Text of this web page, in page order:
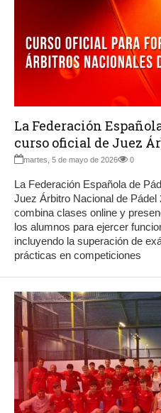
La Federación
curso oficial de Juez
martes, 5 de mayo de 2026 0
La Federación Española de
Juez Árbitro Nacional de Pádel
combina clases online y
los alumnos para ejercer
incluyendo la superación de
prácticas en competiciones